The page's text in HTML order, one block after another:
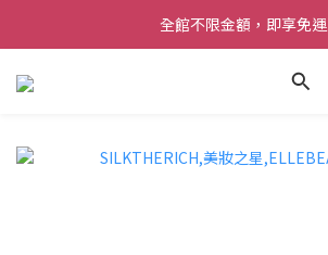
註冊會員即享100元購物金
全館不限金額，即享免運
註冊會員即享100元購物金